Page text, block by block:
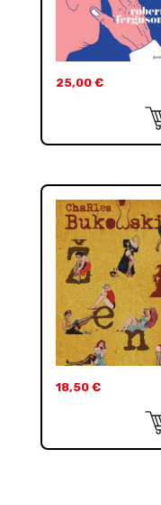
25,00 €
18,50 €